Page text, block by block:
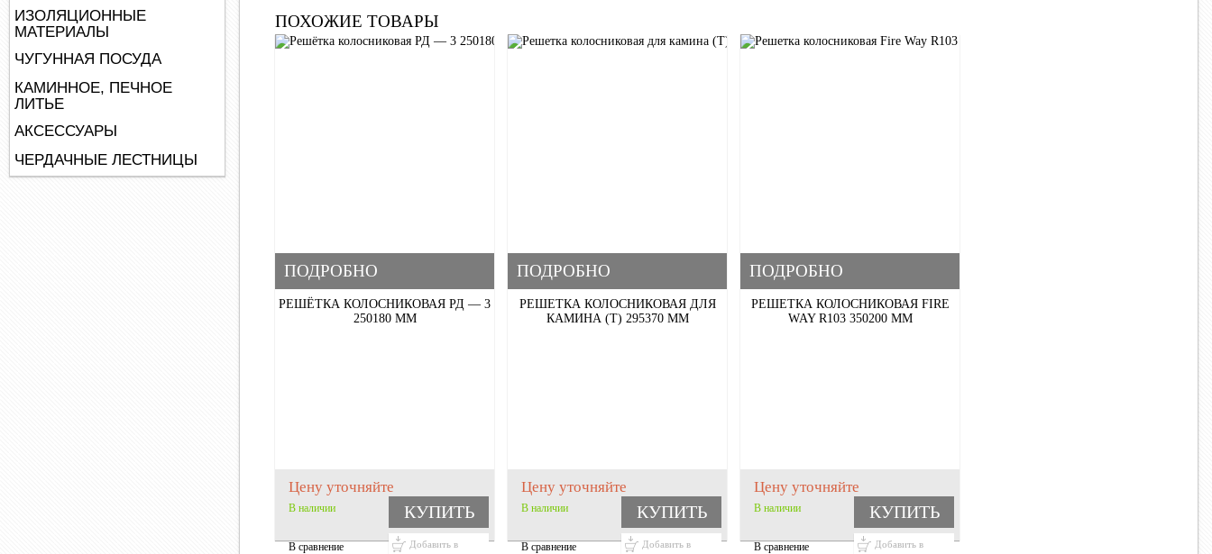
ИЗОЛЯЦИОННЫЕ
МАТЕРИАЛЫ
ЧУГУННАЯ ПОСУДА
КАМИННОЕ, ПЕЧНОЕ
ЛИТЬЕ
АКСЕССУАРЫ
ЧЕРДАЧНЫЕ ЛЕСТНИЦЫ
ПОХОЖИЕ ТОВАРЫ
ПОДРОБНО
РЕШЁТКА КОЛОСНИКОВАЯ РД — 3
250180 ММ
Цену уточняйте
В наличии КУПИТЬ
В сравнение Добавить в
ПОДРОБНО
РЕШЕТКА КОЛОСНИКОВАЯ ДЛЯ
КАМИНА (Т) 295370 ММ
Цену уточняйте
В наличии КУПИТЬ
В сравнение Добавить в
ПОДРОБНО
РЕШЕТКА КОЛОСНИКОВАЯ FIRE
WAY R103 350200 ММ
Цену уточняйте
В наличии КУПИТЬ
В сравнение Добавить в